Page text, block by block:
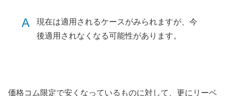
A
現在は適用されるケースがみられますが、今
後適用されなくなる可能性があります。
価格コム限定で安くなっているものに対して、更にリーベ